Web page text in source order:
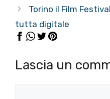
Torino il Film
tutta digitale
Lascia un